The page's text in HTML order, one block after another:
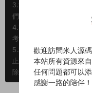
3.如果本站有侵犯、不妥
們。将會第一時間解決！
4.本站所有内容均由互聯
考、學習，不存在任何商
5.本站提供的所有資源僅
止下載本站資源參與商業
除！
歡迎訪問米人源碼
本站所有資源來
任何問題都可以
感謝一路的陪伴！